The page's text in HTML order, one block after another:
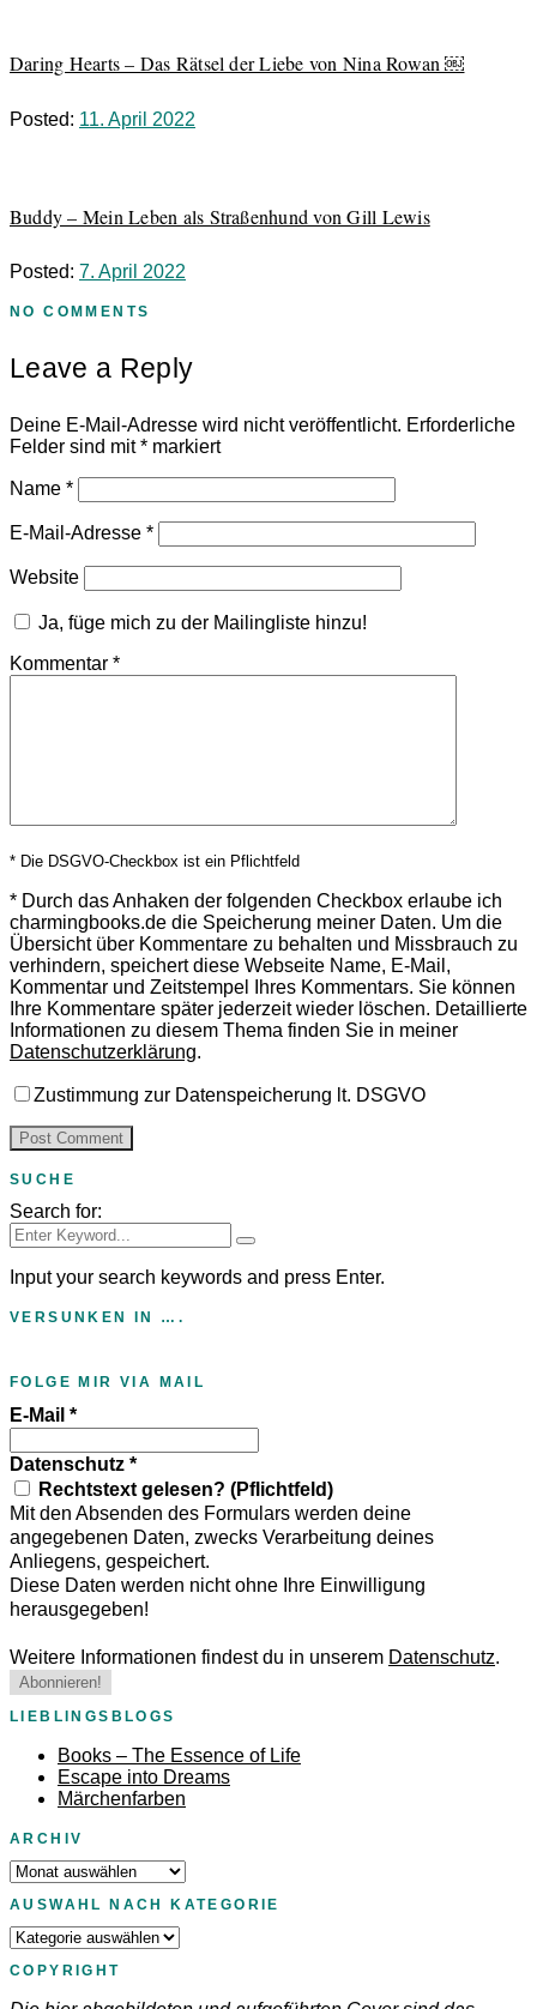
Daring Hearts – Das Rätsel der Liebe von Nina Rowan ￼
Posted: 11. April 2022
Buddy – Mein Leben als Straßenhund von Gill Lewis
Posted: 7. April 2022
NO COMMENTS
Leave a Reply
Deine E-Mail-Adresse wird nicht veröffentlicht. Erforderliche
Felder sind mit* markiert
Name *
E-Mail-Adresse *
Website
Ja, füge mich zu der Mailingliste hinzu!
Kommentar *
* Die DSGVO-Checkbox ist ein Pflichtfeld
* Durch das Anhaken der folgenden Checkbox erlaube ich
charmingbooks.de die Speicherung meiner Daten. Um die
Übersicht über Kommentare zu behalten und Missbrauch zu
verhindern, speichert diese Webseite Name, E-Mail,
Kommentar und Zeitstempel Ihres Kommentars. Sie können
Ihre Kommentare später jederzeit wieder löschen. Detaillierte
Informationen zu diesem Thema finden Sie in meiner
Datenschutzerklärung.
Zustimmung zur Datenspeicherung lt. DSGVO
SUCHE
Search for:
Input your search keywords and press Enter.
VERSUNKEN IN ….
FOLGE MIR VIA MAIL
E-Mail *
Datenschutz *
Rechtstext gelesen? (Pflichtfeld)
Mit den Absenden des Formulars werden deine
angegebenen Daten, zwecks Verarbeitung deines
Anliegens, gespeichert.
Diese Daten werden nicht ohne Ihre Einwilligung
herausgegeben!
Weitere Informationen findest du in unserem Datenschutz.
LIEBLINGSBLOGS
Books – The Essence of Life
Escape into Dreams
Märchenfarben
ARCHIV
Archiv
AUSWAHL NACH KATEGORIE
Auswahl
Kategorie
COPYRIGHT